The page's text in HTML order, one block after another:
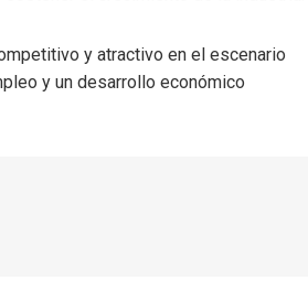
y atractivo en el escenario
y un desarrollo económico